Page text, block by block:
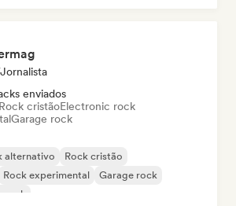
enviados
Rock cristãoElectronic rock
Garage rock
alternativo
Rock cristão
Rock experimental
Garage rock
rock